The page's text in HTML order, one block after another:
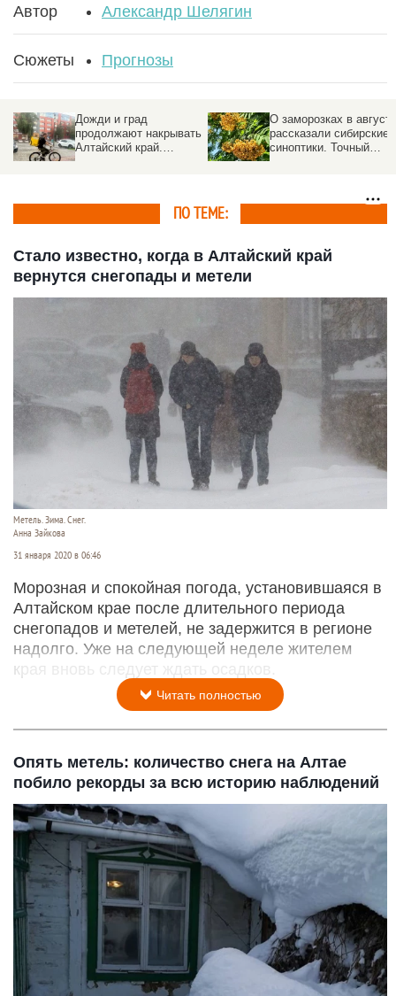
Автор Александр Шелягин
Сюжеты Прогнозы
Дожди и град
продолжают накрывать
Алтайский край.
О заморозках в августе
рассказали сибирские
синоптики. Точный
ПО ТЕМЕ:
Стало известно, когда в Алтайский край
вернутся снегопады и метели
Метель. Зима. Снег.
Анна Зайкова
31 января 2020 в 06:46
Морозная и спокойная погода, установившаяся в
Алтайском крае после длительного периода
снегопадов и метелей, не задержится в регионе
надолго. Уже на следующей неделе жителем
края вновь следует ждать осадков.
Читать полностью
Опять метель: количество снега на Алтае
побило рекорды за всю историю наблюдений